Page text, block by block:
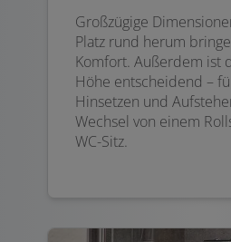
Großzügige
Platz rund herum
Komfort. Außerdem ist
Höhe entscheidend –
Hinsetzen und
Wechsel von einem
WC-Sitz.